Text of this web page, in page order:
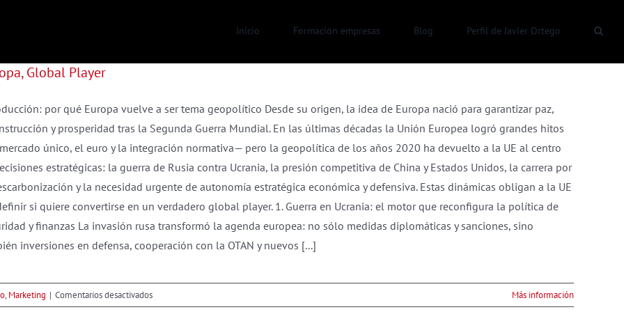
Inicio Formación empresas Blog Perfil de Javier Ortego
Global Player
por qué Europa vuelve a ser tema geopolítico Desde su origen, la idea de Europa nació para garantizar paz,
y prosperidad tras la Segunda Guerra Mundial. En las últimas décadas la Unión Europea logró grandes hitos
único, el euro y la integración normativa— pero la geopolítica de los años 2020 ha devuelto a la UE al centro
estratégicas: la guerra de Rusia contra Ucrania, la presión competitiva de China y Estados Unidos, la carrera por
y la necesidad urgente de autonomía estratégica económica y defensiva. Estas dinámicas obligan a la UE
si quiere convertirse en un verdadero global player. 1. Guerra en Ucrania: el motor que reconfigura la política de
y finanzas La invasión rusa transformó la agenda europea: no sólo medidas diplomáticas y sanciones, sino
inversiones en defensa, cooperación con la OTAN y nuevos [...]
, Marketing | Comentarios desactivadosen
Más información